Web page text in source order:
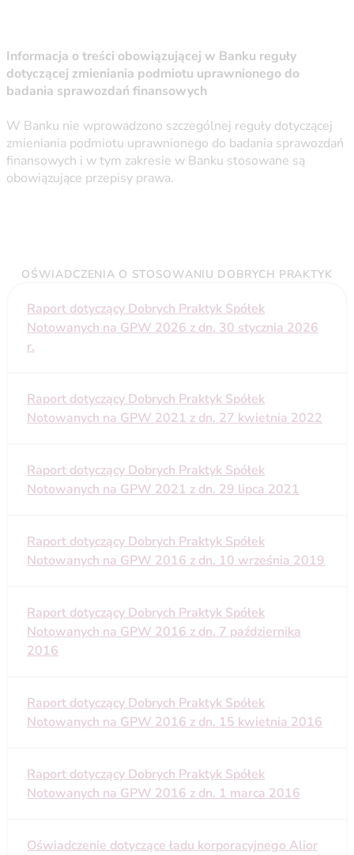
Informacja o treści obowiązującej w Banku reguły
dotyczącej zmieniania podmiotu uprawnionego do
badania sprawozdań finansowych
W Banku nie wprowadzono szczególnej reguły dotyczącej
zmieniania podmiotu uprawnionego do badania sprawozdań
finansowych i w tym zakresie w Banku stosowane są
obowiązujące przepisy prawa.
OŚWIADCZENIA O STOSOWANIU DOBRYCH PRAKTYK
Raport dotyczący Dobrych Praktyk Spółek
Notowanych na GPW 2026 z dn. 30 stycznia 2026
r.
Raport dotyczący Dobrych Praktyk Spółek
Notowanych na GPW 2021 z dn. 27 kwietnia 2022
Raport dotyczący Dobrych Praktyk Spółek
Notowanych na GPW 2021 z dn. 29 lipca 2021
Raport dotyczący Dobrych Praktyk Spółek
Notowanych na GPW 2016 z dn. 10 września 2019
Raport dotyczący Dobrych Praktyk Spółek
Notowanych na GPW 2016 z dn. 7 października
2016
Raport dotyczący Dobrych Praktyk Spółek
Notowanych na GPW 2016 z dn. 15 kwietnia 2016
Raport dotyczący Dobrych Praktyk Spółek
Notowanych na GPW 2016 z dn. 1 marca 2016
Oświadczenie dotyczące ładu korporacyjnego Alior